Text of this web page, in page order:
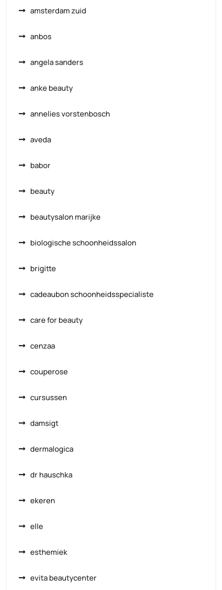
amsterdam zuid
anbos
angela sanders
anke beauty
annelies vorstenbosch
aveda
babor
beauty
beautysalon marijke
biologische schoonheidssalon
brigitte
cadeaubon schoonheidsspecialiste
care for beauty
cenzaa
couperose
cursussen
damsigt
dermalogica
dr hauschka
ekeren
elle
esthemiek
evita beautycenter